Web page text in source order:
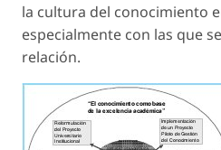
la cultura del conocimiento
especialmente con las que
relación.